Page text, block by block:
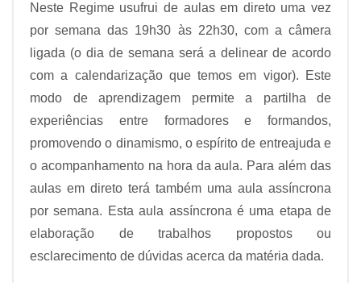
Neste Regime usufrui de aulas em direto uma vez
por semana das 19h30 às 22h30, com a câmera
ligada (o dia de semana será a delinear de acordo
com a calendarização que temos em vigor). Este
modo de aprendizagem permite a partilha de
experiências entre formadores e formandos,
promovendo o dinamismo, o espírito de entreajuda e
o acompanhamento na hora da aula. Para além das
aulas em direto terá também uma aula assíncrona
por semana. Esta aula assíncrona é uma etapa de
elaboração de trabalhos propostos ou
esclarecimento de dúvidas acerca da matéria dada.